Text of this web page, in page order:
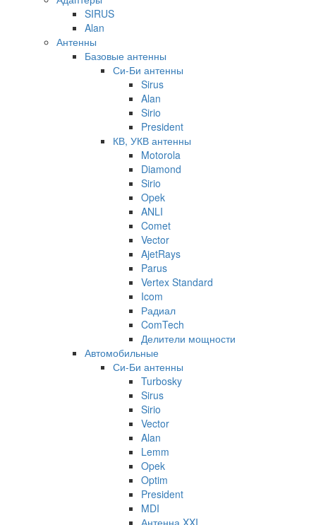
SIRUS
Alan
Антенны
Базовые антенны
Си-Би антенны
Sirus
Alan
Sirio
President
КВ, УКВ антенны
Motorola
Diamond
Sirio
Opek
ANLI
Comet
Vector
AjetRays
Parus
Vertex Standard
Icom
Радиал
ComTech
Делители мощности
Автомобильные
Си-Би антенны
Turbosky
Sirus
Sirio
Vector
Alan
Lemm
Opek
Optim
President
MDI
Антенна XXI